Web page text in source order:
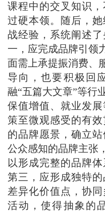
课程中的交叉知识
过硬本领。随后，
战经验，系统阐述
一，应完成品牌引领
面需上承提振消费、
导向，也要积极回
融“五篇大文章”等行
保值增值、就业发
策至微观感受的有
的品牌愿景，确立
公众感知的品牌主张
以形成完整的品牌体
第三，应形成独特
差异化价值点，协
活动，使得抽象的